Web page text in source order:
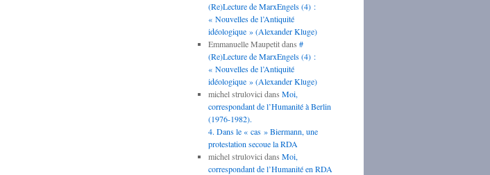
(Re)Lecture de MarxEngels (4) :
« Nouvelles de l’Antiquité
idéologique » (Alexander Kluge)
Emmanuelle Maupetitdans #
(Re)Lecture de MarxEngels (4) :
« Nouvelles de l’Antiquité
idéologique » (Alexander Kluge)
michel strulovici dans Moi,
correspondant de l’Humanité à Berlin
(1976-1982).
4. Dans le « cas » Biermann, une
protestation secoue la RDA
michel strulovici dans Moi,
correspondant de l’Humanité en RDA